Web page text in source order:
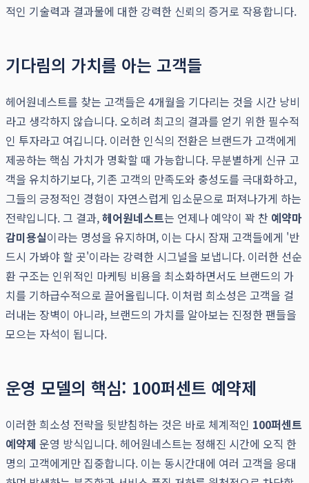
적인 기술력과 결과물에 대한 강력한 신뢰의 증거로 작용합니다.
기다림의 가치를 아는 고객들
헤어원네스트를 찾는 고객들은 4개월을 기다리는 것을 시간 낭비
라고 생각하지 않습니다. 오히려 최고의 결과를 얻기 위한 필수적
인 투자라고 여깁니다. 이러한 인식의 전환은 브랜드가 고객에게
제공하는 핵심 가치가 명확할 때 가능합니다. 무분별하게 신규 고
객을 유치하기보다, 기존 고객의 만족도와 충성도를 극대화하고,
그들의 긍정적인 경험이 자연스럽게 입소문으로 퍼져나가게 하는
전략입니다. 그 결과,헤어원네스트는 언제나 예약이 꽉 찬 예약마
감미용실이라는 명성을 유지하며, 이는 다시 잠재 고객들에게 '반
드시 가봐야 할 곳'이라는 강력한 시그널을 보냅니다. 이러한 선순
환 구조는 인위적인 마케팅 비용을 최소화하면서도 브랜드의 가
치를 기하급수적으로 끌어올립니다. 이처럼 희소성은 고객을 걸
러내는 장벽이 아니라, 브랜드의 가치를 알아보는 진정한 팬들을
모으는 자석이 됩니다.
운영 모델의 핵심: 100퍼센트 예약제
이러한 희소성 전략을 뒷받침하는 것은 바로 체계적인 100퍼센트
예약제 운영 방식입니다. 헤어원네스트는 정해진 시간에 오직 한
명의 고객에게만 집중합니다. 이는 동시간대에 여러 고객을 응대